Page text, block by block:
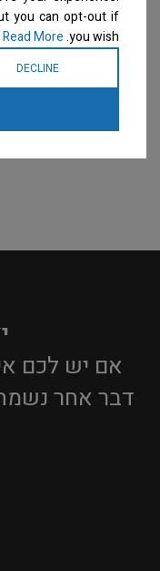
אם יש לכם
דבר אחר
you can opt-out if
you wish.
Read More
DECLINE